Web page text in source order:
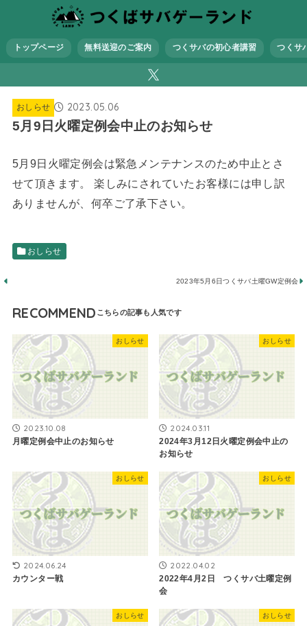
トップページ 無料送迎のご案内 つくサバの初心者講習 つくサ
おしらせ 2023.05.06
5月9日火曜定例会中止のお知らせ
5月9日火曜定例会は緊急メンテナンスのため中止とさ
せて頂きます。 楽しみにされていたお客様には申し訳
ありませんが、何卒ご了承下さい。
おしらせ
2023年5月6日つくサバ土曜GW定例会
RECOMMEND
おしらせ
2023.10.08
月曜定例会中止のお知らせ
おしらせ
2024.03.11
2024年3月12日火曜定例会中止の
お知らせ
おしらせ
2024.06.24
カウンター戦
おしらせ
2022.04.02
2022年4月2日 つくサバ土曜定例
会
おしらせ おしらせ